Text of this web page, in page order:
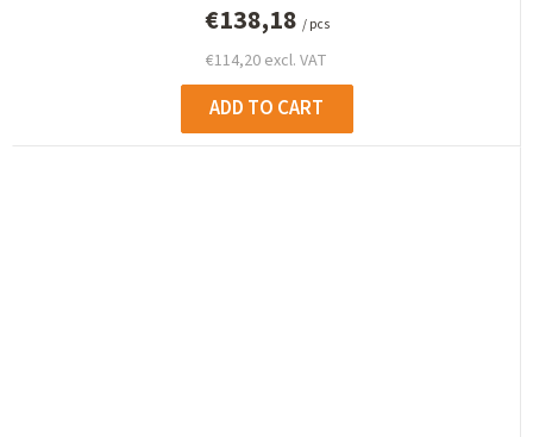
€114,20 excl. VAT
€138,18 / pcs
ADD TO CART